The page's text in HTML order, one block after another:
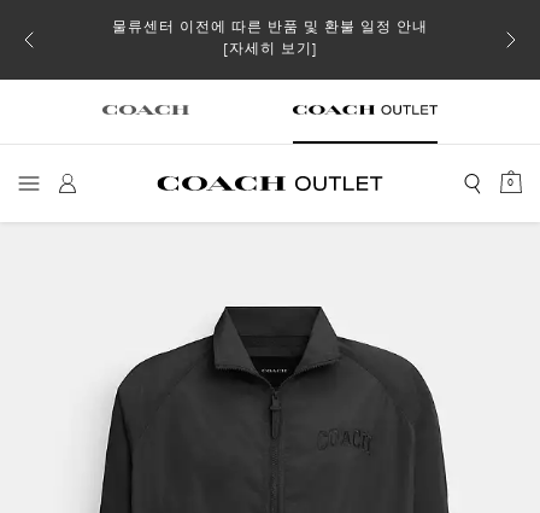
될 수
물류센터 이전에 따른 반품 및 환불 일정 안내
[자세히 보기]
0